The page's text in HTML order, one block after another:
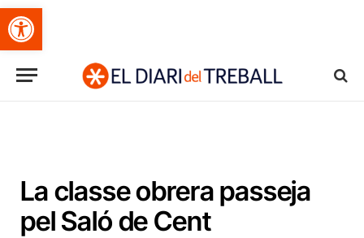
Obre la barra d'eines
La classe obrera passeja
pel Saló de Cent